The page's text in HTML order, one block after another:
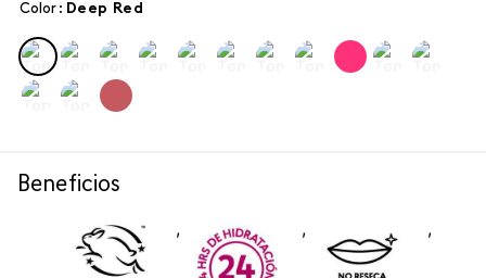
Color : deep red
Beneficios
,
, ,